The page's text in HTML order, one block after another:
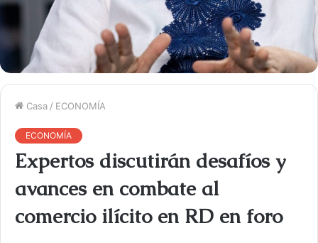
Casa / ECONOMÍA
ECONOMÍA
Expertos discutirán desafíos y
avances en combate al
comercio ilícito en RD en foro